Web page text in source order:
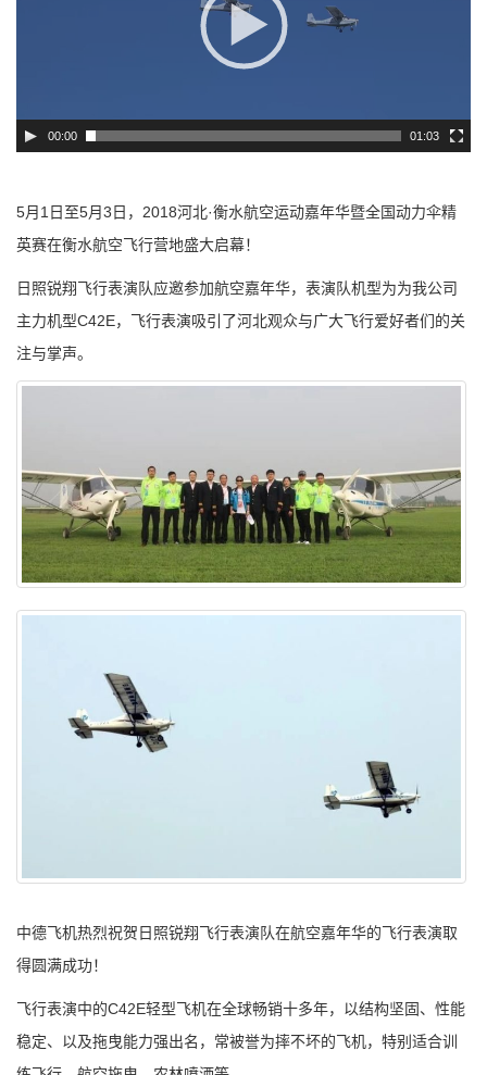
00:00 01:03
5月1日至5月3日，2018河北·衡水航空运动嘉年华暨全国动力伞精
英赛在衡水航空飞行营地盛大启幕！
日照锐翔飞行表演队应邀参加航空嘉年华，表演队机型为为我公司
主力机型C42E，飞行表演吸引了河北观众与广大飞行爱好者们的关
注与掌声。
中德飞机热烈祝贺日照锐翔飞行表演队在航空嘉年华的飞行表演取
得圆满成功！
飞行表演中的C42E轻型飞机在全球畅销十多年，以结构坚固、性能
稳定、以及拖曳能力强出名，常被誉为摔不坏的飞机，特别适合训